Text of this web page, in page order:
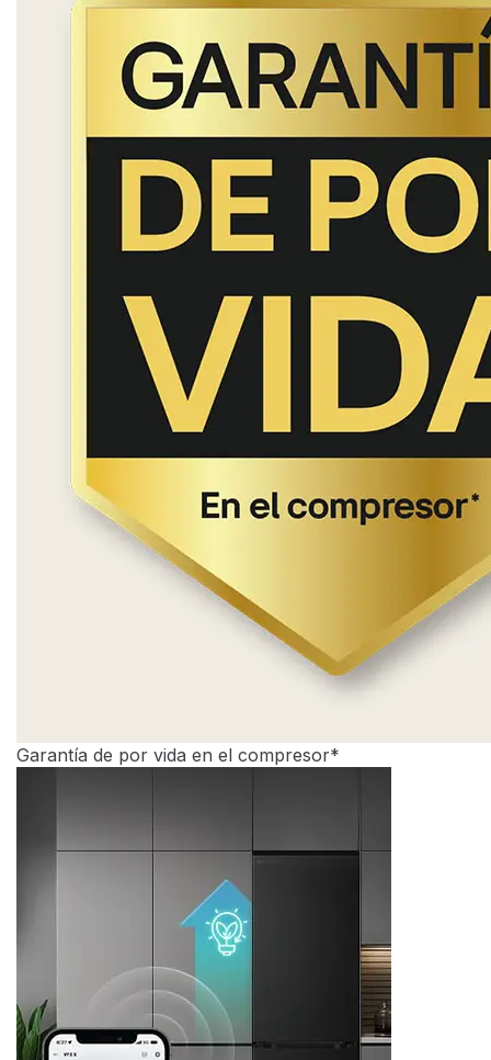
*Las imágenes de los productos son meramente
ilustrativas y pueden diferir del producto real.
Imágenes del modelo GBBW726AEV, las tecnologías,